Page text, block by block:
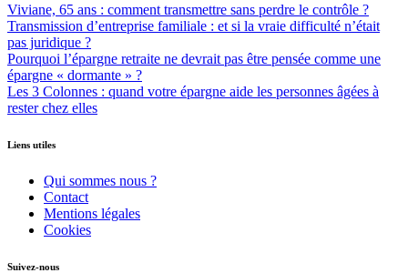
Viviane, 65 ans : comment transmettre sans perdre le contrôle ?
Transmission d’entreprise familiale : et si la vraie difficulté n’était
pas juridique ?
Pourquoi l’épargne retraite ne devrait pas être pensée comme une
épargne « dormante » ?
Les 3 Colonnes : quand votre épargne aide les personnes âgées à
rester chez elles
Liens utiles
Qui sommes nous ?
Contact
Mentions légales
Cookies
Suivez-nous